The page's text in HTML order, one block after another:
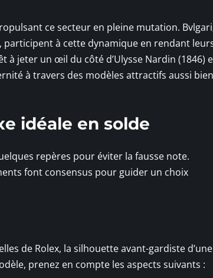
ce secteur en pleine mutation.
participent à cette dynamique en rendant
à jeter un œil du côté d’Ulysse Nardin (1846)
à travers des modèles attractifs aussi bien
idéale en solde
repères pour éviter la fausse note.
font consensus pour guider un choix
de Rolex, la silhouette avant-gardiste d’une
prenez en compte les aspects suivants :